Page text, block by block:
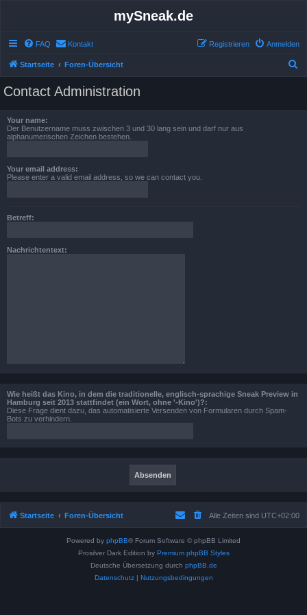
mySneak.de
FAQ Kontakt Anmelden
Registrieren
Startseite Foren-Übersicht
Contact Administration
Your name:
Der Benutzername muss zwischen 3 und 30 lang sein und darf nur aus
alphanumerischen Zeichen bestehen.
Your email address:
Please enter a valid email address, so we can contact you.
Betreff:
Nachrichtentext:
Wie heißt das Kino, in dem die traditionelle, englisch-sprachige Sneak Preview in
Hamburg seit 2013 stattfindet (ein Wort, ohne '-Kino')?:
Diese Frage dient dazu, das automatisierte Versenden von Formularen durch Spam-
Bots zu verhindern.
Startseite Foren-Übersicht Alle Zeiten sind UTC+02:00
Powered by phpBB® Forum Software © phpBB Limited
Prosilver Dark Edition by Premium phpBB Styles
Deutsche Übersetzung durch phpBB.de
Datenschutz| Nutzungsbedingungen